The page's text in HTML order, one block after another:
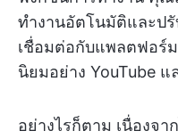
ทำงานอัตโนมัติและป
เชื่อมต่อกับแพลตฟอร์
นิยมอย่าง YouTube แ
อย่างไรก็ตาม เนื่องจ